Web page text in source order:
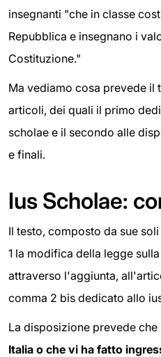
insegnanti "che in classe
Repubblica e insegnano i
Costituzione."
Ma vediamo cosa prevede il
articoli, dei quali il primo
scholae e il secondo alle
e finali.
Ius Scholae:
Il testo, composto da sue
1 la modifica della legge
attraverso l'aggiunta,
comma 2 bis dedicato allo
La disposizione prevede che
Italia o che vi ha fatto